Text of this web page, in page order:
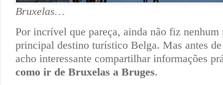
Bruxelas…
Por incrível que pareça, ainda não fiz nenhum
principal destino turístico Belga. Mas antes
acho interessante compartilhar informações
como ir de Bruxelas a Bruges.